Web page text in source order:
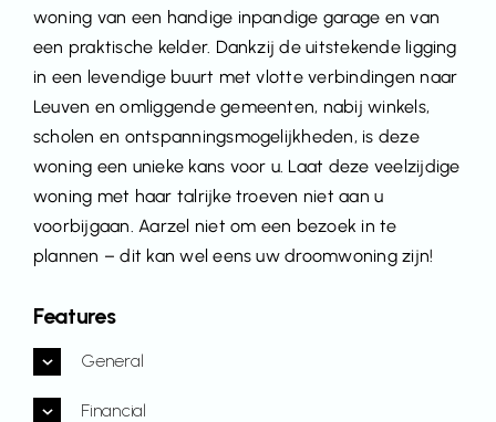
woning van een handige inpandige garage en van
een praktische kelder. Dankzij de uitstekende ligging
in een levendige buurt met vlotte verbindingen naar
Leuven en omliggende gemeenten, nabij winkels,
scholen en ontspanningsmogelijkheden, is deze
woning een unieke kans voor u. Laat deze veelzijdige
woning met haar talrijke troeven niet aan u
voorbijgaan. Aarzel niet om een bezoek in te
plannen – dit kan wel eens uw droomwoning zijn!
Features
General
Financial